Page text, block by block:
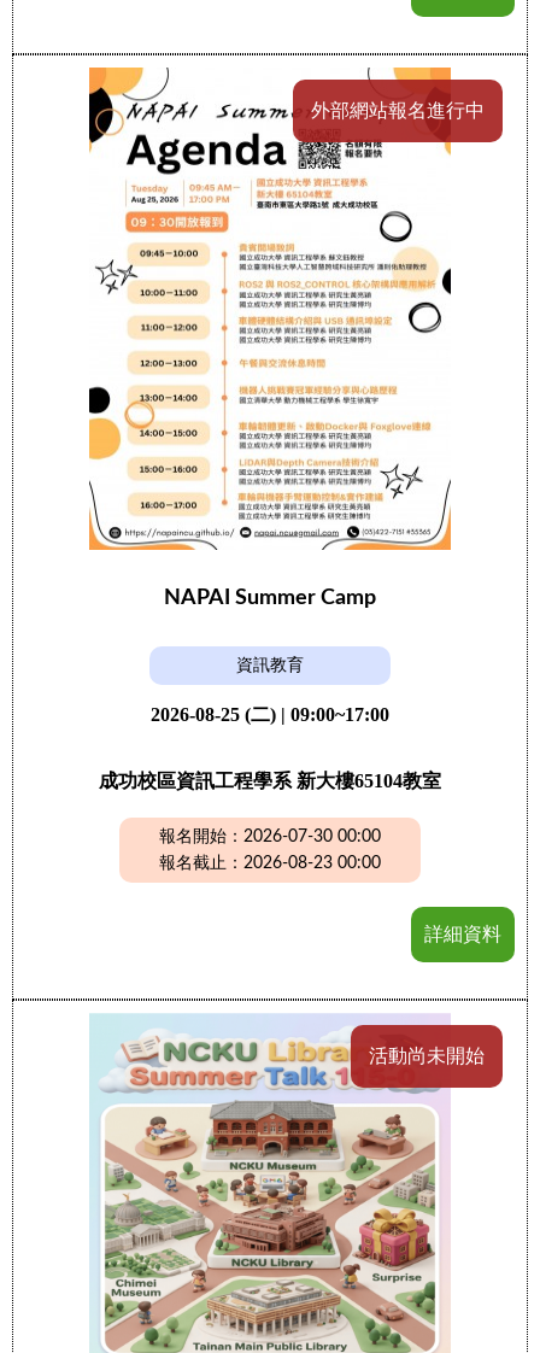
外部網站報名進行中
NAPAI Summer Camp
資訊教育
2026-08-25 (二) | 09:00~17:00
成功校區資訊工程學系 新大樓65104教室
報名開始：2026-07-30 00:00
報名截止：2026-08-23 00:00
詳細資料
活動尚未開始